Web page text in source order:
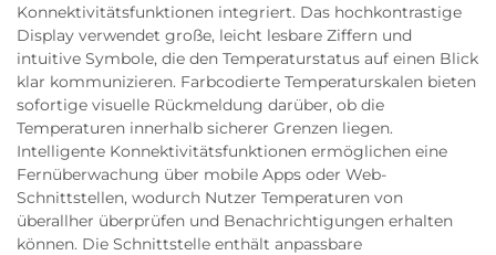
Konnektivitätsfunktionen integriert. Das hochkontrastige
Display verwendet große, leicht lesbare Ziffern und
intuitive Symbole, die den Temperaturstatus auf einen Blick
klar kommunizieren. Farbcodierte Temperaturskalen bieten
sofortige visuelle Rückmeldung darüber, ob die
Temperaturen innerhalb sicherer Grenzen liegen.
Intelligente Konnektivitätsfunktionen ermöglichen eine
Fernüberwachung über mobile Apps oder Web-
Schnittstellen, wodurch Nutzer Temperaturen von
überallher überprüfen und Benachrichtigungen erhalten
können. Die Schnittstelle enthält anpassbare